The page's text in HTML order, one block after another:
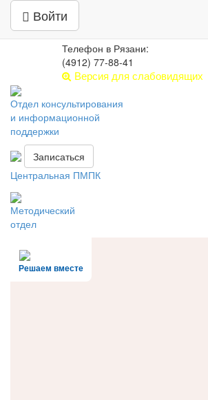
ВойтиЦентр психолого-педагогической,
медицинской и социальной
РЯЗАНСКАЯ ОБЛАСТЬ
Телефон в Рязани:
(4912) 77-88-41
Версия для слабовидящих
Отдел консультирования
и информационной
поддержки
Записаться
Центральная ПМПК
Методический
отдел
Решаем вместе